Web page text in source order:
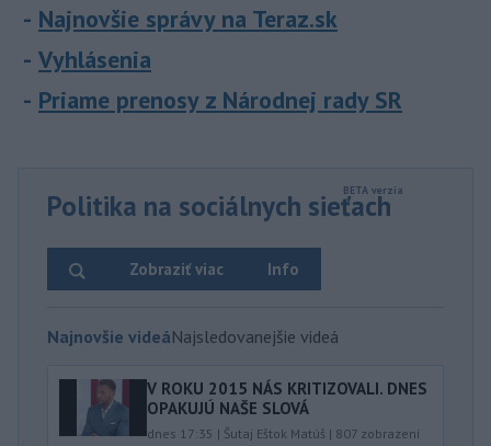
Najnovšie správy na Teraz.sk
Vyhlásenia
Priame prenosy z Národnej rady SR
Politika na sociálnych sieťach
Info
Zobraziť viac
Najnovšie videáNajsledovanejšie videá
V ROKU 2015 NÁS KRITIZOVALI. DNES
OPAKUJÚ NAŠE SLOVÁ
dnes 17:35 | Šutaj Eštok Matúš | 807 zobrazení